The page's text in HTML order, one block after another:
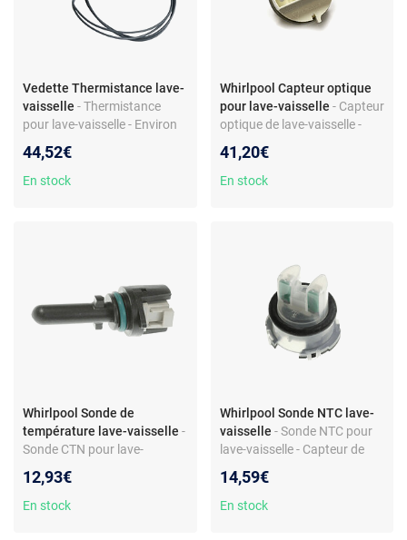
Vedette Thermistance lave-
vaisselle - Thermistance
pour lave-vaisselle - Environ
De Dietrich DVI330BE1 et
autres
44,52€
En stock
Whirlpool Capteur optique
pour lave-vaisselle - Capteur
optique de lave-vaisselle -
Whirlpool ADG8983 - Réf.
PSW501WH - Pièce d’origine
41,20€
En stock
Whirlpool Sonde de
température lave-vaisselle -
Sonde CTN pour lave-
température NTC - Réf.
482000004935 - Compatible
12,93€
En stock
Whirlpool Sonde NTC lave-
vaisselle - Sonde NTC pour
lave-vaisselle - Capteur de
C00362214 - Compatible
Whirlpool, Hotpoint, Indesit,
14,59€
En stock